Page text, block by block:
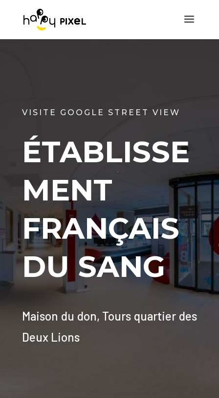
VISITE GOOGLE STREET VIEW
ÉTABLISSE
MENT
FRANÇAIS
DU SANG
Maison du don, Tours quartier des
Deux Lions